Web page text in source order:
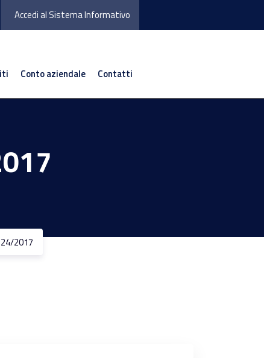
Accedi al Sistema Informativo
Conto aziendale Contatti
2017